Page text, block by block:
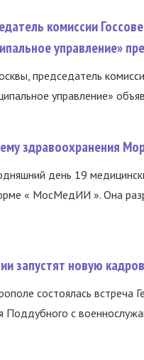
комиссии
управление»
председатель
управление»
здравоохранения
день 19
« МосМедИИ ». Она
запустят новую
состоялась встреча
Поддубного с